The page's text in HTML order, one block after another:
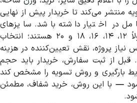
منتشر می‌کند تا خریدار پیش از نهایی
در اختیار داشته باشد. سایزهای
تولیدی این کارخانه معمولاً ۱۲، ۱۴، ۱۶، ۱۸ و ۲۰ هستند؛ انتخاب
پروژه، نقش تعیین‌کننده در هزینه
قبل از ثبت سفارش، خریدار باید حجم
بارگیری و روش تسویه را مشخص کند
— با این روش، خرید شفاف، مطمئن